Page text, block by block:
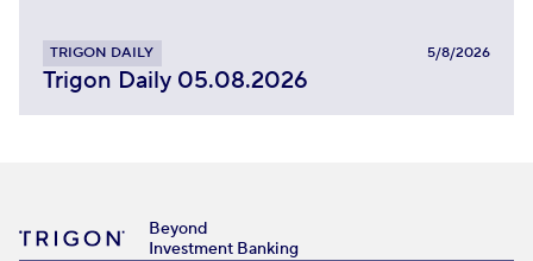
TRIGON DAILY 5/8/2026
Trigon Daily 05.08.2026
Beyond
Investment Banking